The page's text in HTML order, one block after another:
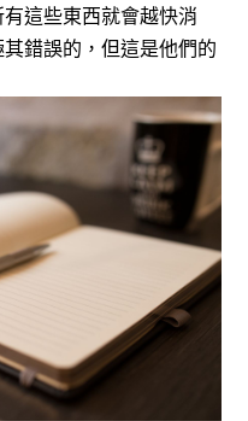
這些東西就會越快消
錯誤的，但這是他們的